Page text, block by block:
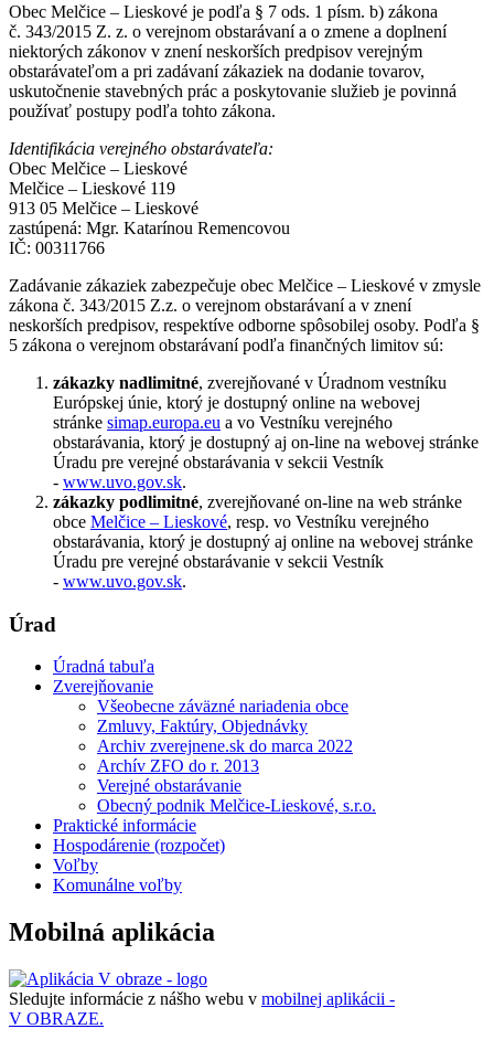
Obec Melčice – Lieskové je podľa § 7 ods. 1 písm. b) zákona
č. 343/2015 Z. z. o verejnom obstarávaní a o zmene a doplnení
niektorých zákonov v znení neskorších predpisov verejným
obstarávateľom a pri zadávaní zákaziek na dodanie tovarov,
uskutočnenie stavebných prác a poskytovanie služieb je povinná
používať postupy podľa tohto zákona.
Identifikácia verejného obstarávateľa:
Obec Melčice – Lieskové
Melčice – Lieskové 119
913 05 Melčice – Lieskové
zastúpená: Mgr. Katarínou Remencovou
IČ: 00311766
Zadávanie zákaziek zabezpečuje obec Melčice – Lieskové v zmysle
zákona č. 343/2015 Z.z. o verejnom obstarávaní a v znení
neskorších predpisov, respektíve odborne spôsobilej osoby. Podľa §
5 zákona o verejnom obstarávaní podľa finančných limitov sú:
zákazky nadlimitné, zverejňované v Úradnom vestníku
Európskej únie, ktorý je dostupný online na webovej
stránke simap.europa.eu a vo Vestníku verejného
obstarávania, ktorý je dostupný aj on-line na webovej stránke
Úradu pre verejné obstarávania v sekcii Vestník
- www.uvo.gov.sk.
zákazky podlimitné, zverejňované on-line na web stránke
obce Melčice – Lieskové, resp. vo Vestníku verejného
obstarávania, ktorý je dostupný aj online na webovej stránke
Úradu pre verejné obstarávanie v sekcii Vestník
- www.uvo.gov.sk.
Úrad
Úradná tabuľa
Zverejňovanie
Všeobecne záväzné nariadenia obce
Zmluvy, Faktúry, Objednávky
Archiv zverejnene.sk do marca 2022
Archív ZFO do r. 2013
Verejné obstarávanie
Obecný podnik Melčice-Lieskové, s.r.o.
Praktické informácie
Hospodárenie (rozpočet)
Voľby
Komunálne voľby
Mobilná aplikácia
Sledujte informácie z nášho webu v mobilnej aplikácii -
V OBRAZE.